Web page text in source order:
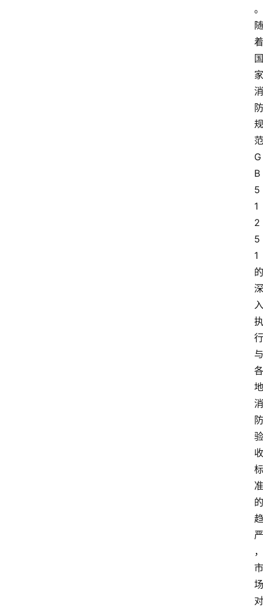
。
随
着
国
家
消
防
规
范
G
B
5
1
2
5
1
的
深
入
执
行
与
各
地
消
防
验
收
标
准
的
趋
严
，
市
场
对